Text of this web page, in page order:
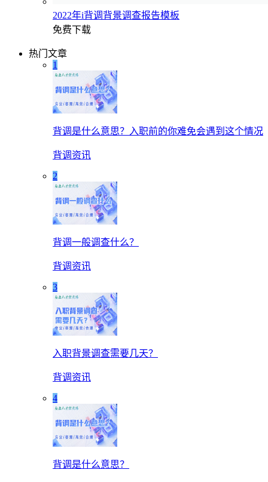
2022年i背调背景调查报告模板
免费下载
热门文章
1
背调是什么意思？入职前的你难免会遇到这个情况
背调资讯
2
背调一般调查什么？
背调资讯
3
入职背景调查需要几天？
背调资讯
4
背调是什么意思？